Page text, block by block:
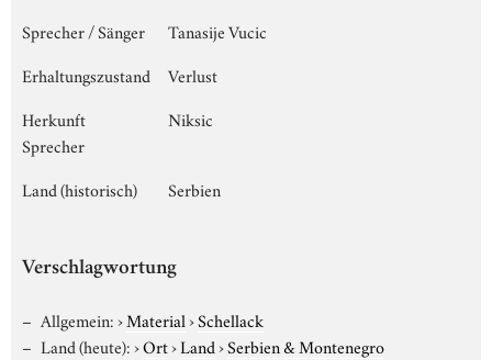
Sprecher / Sänger
Tanasije Vucic
Erhaltungszustand
Verlust
Herkunft
Sprecher
Niksic
Land (historisch) Serbien
Verschlagwortung
Allgemein:›Material›Schellack
Land (heute):›Ort›Land›Serbien & Montenegro